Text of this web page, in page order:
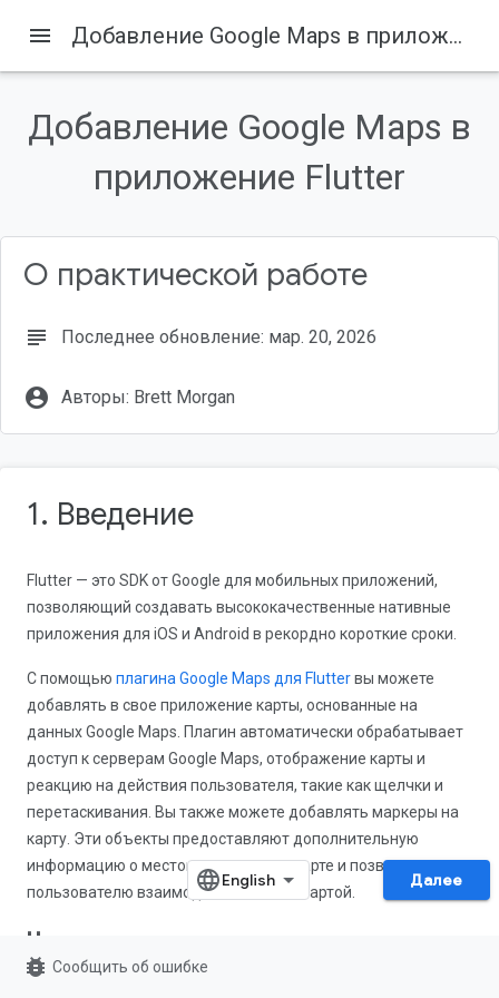
Содержание
Что вы построите
2. Настройте среду Flutter.
menu Добавление Google Maps в приложение Flutter
Добавление Google Maps в
приложение Flutter
О практической работе
subject Последнее обновление: мар. 20, 2026
account_circle Авторы: Brett Morgan
1. Введение
Flutter — это SDK от Google для мобильных приложений,
позволяющий создавать высококачественные нативные
приложения для iOS и Android в рекордно короткие сроки.
С помощью плагина Google Maps для Flutterвы можете
добавлять в свое приложение карты, основанные на
данных Google Maps. Плагин автоматически обрабатывает
доступ к серверам Google Maps, отображение карты и
реакцию на действия пользователя, такие как щелчки и
перетаскивания. Вы также можете добавлять маркеры на
карту. Эти объекты предоставляют дополнительную
информацию о местоположении на карте и позволяют
пользователю взаимодействовать с картой.
Что вы построите
Далее
bug_report Сообщить об ошибке